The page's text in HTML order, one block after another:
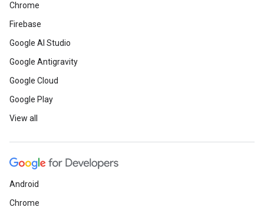
Chrome
Firebase
Google AI Studio
Google Antigravity
Google Cloud
Google Play
View all
Android
Chrome